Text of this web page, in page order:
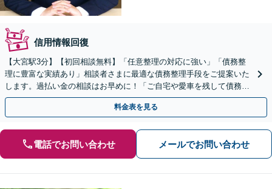
信用情報回復
【大宮駅3分】【初回相談無料】「任意整理の対応に強い」「債務整
理に豊富な実績あり」相談者さまに最適な債務整理手段をご提案いた
します。過払い金の相談はお早めに！「ご自宅や愛車を残して債務整
理したい方は任意整理を」【分割・後払い応相談】
料金表を見る
電話でお問い合わせ メールでお問い合わせ